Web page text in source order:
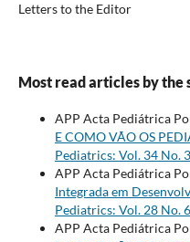
Letters to the Editor
Most read articles by the
APP Acta Pediátrica
E COMO VÃO OS
Pediatrics: Vol. 34 No.
APP Acta Pediátrica
Integrada em
Pediatrics: Vol. 28 No.
APP Acta Pediátrica